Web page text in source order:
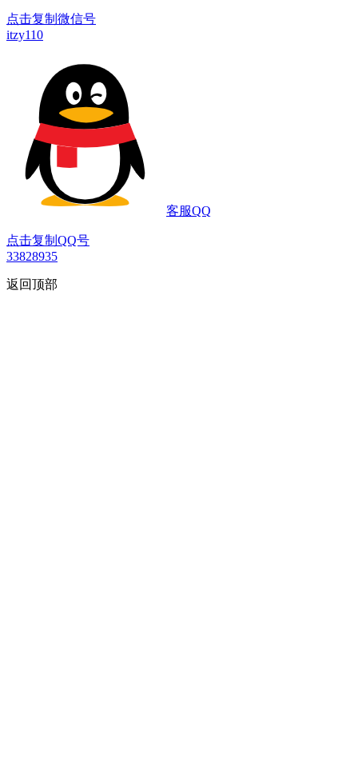
点击复制微信号
itzy110
客服QQ
点击复制QQ号
33828935
返回顶部